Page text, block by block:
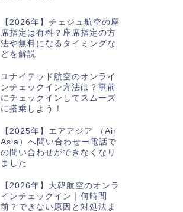
【2026年】チェジュ航空の座
席指定は有料？座席指定の方
法や無料になるタイミングな
どを解説
ユナイテッド航空のオンライ
ンチェックイン方法は？事前
にチェックインしてスムーズ
に搭乗しよう！
【2025年】エアアジア （Air
Asia）へ問い合わせー電話で
の問い合わせができなくなり
ました
【2026年】大韓航空のオンラ
インチェックイン｜何時間
前？できない原因と対処法ま